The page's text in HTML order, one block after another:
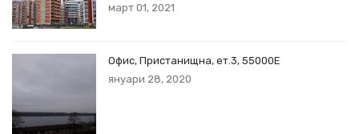
март 01, 2021
Офис, Пристанищна, ет.3, 55000Е
януари 28, 2020